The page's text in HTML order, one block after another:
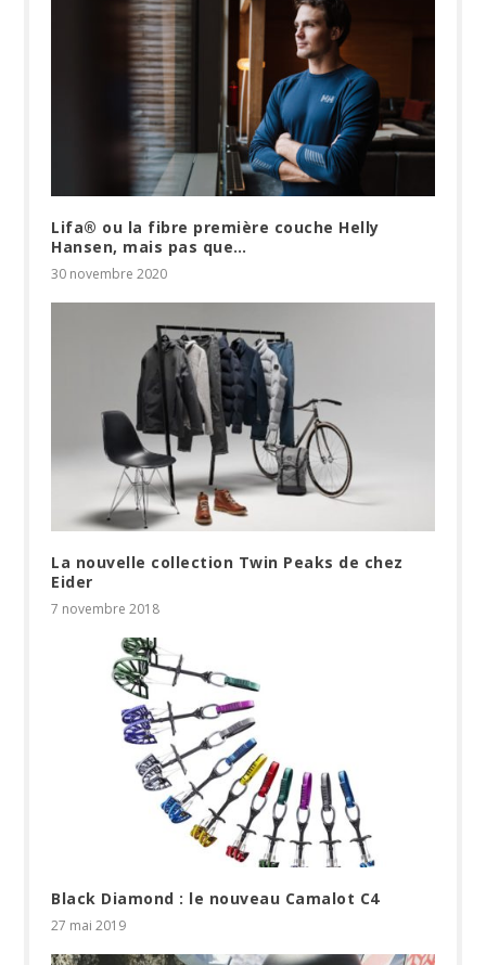
Lifa® ou la fibre première couche Helly
Hansen, mais pas que…
30 novembre 2020
La nouvelle collection Twin Peaks de chez
Eider
7 novembre 2018
Black Diamond : le nouveau Camalot C4
27 mai 2019